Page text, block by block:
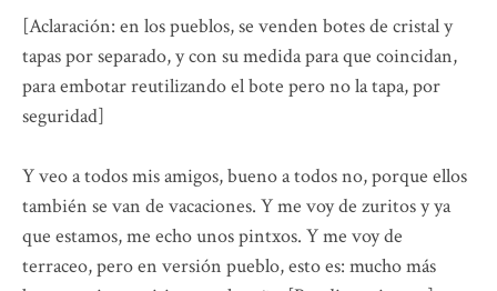
[Aclaración: en los pueblos, se venden botes de cristal y
tapas por separado, y con su medida para que coincidan,
para embotar reutilizando el bote pero no la tapa, por
seguridad]
Y veo a todos mis amigos, bueno a todos no, porque ellos
también se van de vacaciones. Y me voy de zuritos y ya
que estamos, me echo unos pintxos. Y me voy de
terraceo, pero en versión pueblo, esto es: mucho más